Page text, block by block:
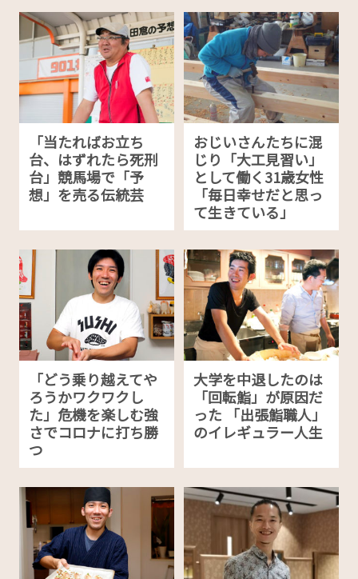
「当たればお立ち
台、はずれたら死刑
台」競馬場で「予
想」を売る伝統芸
おじいさんたちに混
じり「大工見習い」
として働く31歳女性
「毎日幸せだと思っ
て生きている」
「どう乗り越えてや
ろうかワクワクし
た」危機を楽しむ強
さでコロナに打ち勝
つ
大学を中退したのは
「回転鮨」が原因だ
った 「出張鮨職人」
のイレギュラー人生